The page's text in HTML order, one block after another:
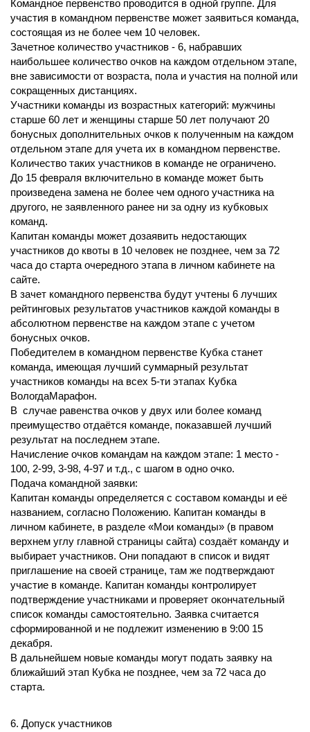
Командное первенство проводится в одной группе. Для
участия в командном первенстве может заявиться команда,
состоящая из не более чем 10 человек.
Зачетное количество участников - 6, набравших
наибольшее количество очков на каждом отдельном этапе,
вне зависимости от возраста, пола и участия на полной или
сокращенных дистанциях.
Участники команды из возрастных категорий: мужчины
старше 60 лет и женщины старше 50 лет получают 20
бонусных дополнительных очков к полученным на каждом
отдельном этапе для учета их в командном первенстве.
Количество таких участников в команде не ограничено.
До 15 февраля включительно в команде может быть
произведена замена не более чем одного участника на
другого, не заявленного ранее ни за одну из кубковых
команд.
Капитан команды может дозаявить недостающих
участников до квоты в 10 человек не позднее, чем за 72
часа до старта очередного этапа в личном кабинете на
сайте.
В зачет командного первенства будут учтены 6 лучших
рейтинговых результатов участников каждой команды в
абсолютном первенстве на каждом этапе с учетом
бонусных очков.
Победителем в командном первенстве Кубка станет
команда, имеющая лучший суммарный результат
участников команды на всех 5-ти этапах Кубка
ВологдаМарафон.
В случае равенства очков у двух или более команд
преимущество отдаётся команде, показавшей лучший
результат на последнем этапе.
Начисление очков командам на каждом этапе: 1 место -
100, 2-99, 3-98, 4-97 и т.д., с шагом в одно очко.
Подача командной заявки:
Капитан команды определяется с составом команды и её
названием, согласно Положению. Капитан команды в
личном кабинете, в разделе «Мои команды» (в правом
верхнем углу главной страницы сайта) создаёт команду и
выбирает участников. Они попадают в список и видят
приглашение на своей странице, там же подтверждают
участие в команде. Капитан команды контролирует
подтверждение участниками и проверяет окончательный
список команды самостоятельно. Заявка считается
сформированной и не подлежит изменению в 9:00 15
декабря.
В дальнейшем новые команды могут подать заявку на
ближайший этап Кубка не позднее, чем за 72 часа до
старта.
6. Допуск участников